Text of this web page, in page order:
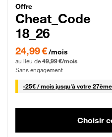
Cheat_Code
Offre
Cheat_Code
18_26
24,99 € par mois pendant 0 mois
24,99 €/mois
au lieu de 49,99 €/mois
Sans engagement
-25€ / mois25 € par mois
jusqu'à votre
Choisir